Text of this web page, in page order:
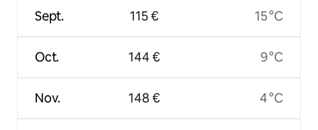
Sept.
Oct.
Nov.
115 €
144 €
148 €
15 °C
9 °C
4 °C